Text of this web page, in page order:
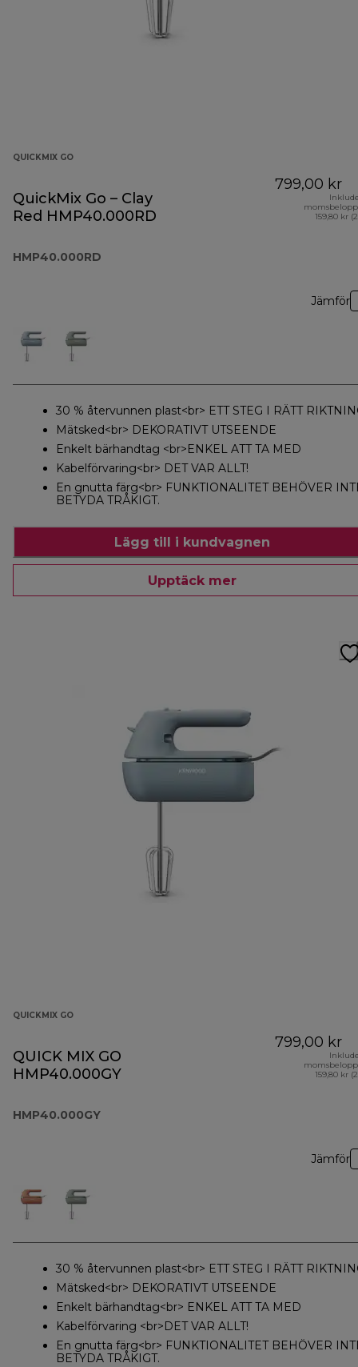
QUICKMIX GO
QuickMix Go – Clay
Red HMP40.000RD
HMP40.000RD
799,00 kr
159,80 kr
Jämför
30 % återvunnen plast<br> ETT STEG I RÄTT
Mätsked<br> DEKORATIVT UTSEENDE
Enkelt bärhandtag <br>ENKEL ATT TA MED
Kabelförvaring<br> DET VAR ALLT!
En gnutta färg<br> FUNKTIONALITET BEHÖVER
BETYDA TRÅKIGT.
Lägg till i kundvagnen
Upptäck mer
QUICKMIX GO
QUICK MIX GO
HMP40.000GY
HMP40.000GY
799,00 kr
159,80 kr
Jämför
30 % återvunnen plast<br> ETT STEG I RÄTT
Mätsked<br> DEKORATIVT UTSEENDE
Enkelt bärhandtag<br> ENKEL ATT TA MED
Kabelförvaring <br>DET VAR ALLT!
En gnutta färg<br> FUNKTIONALITET BEHÖVER
BETYDA TRÅKIGT.